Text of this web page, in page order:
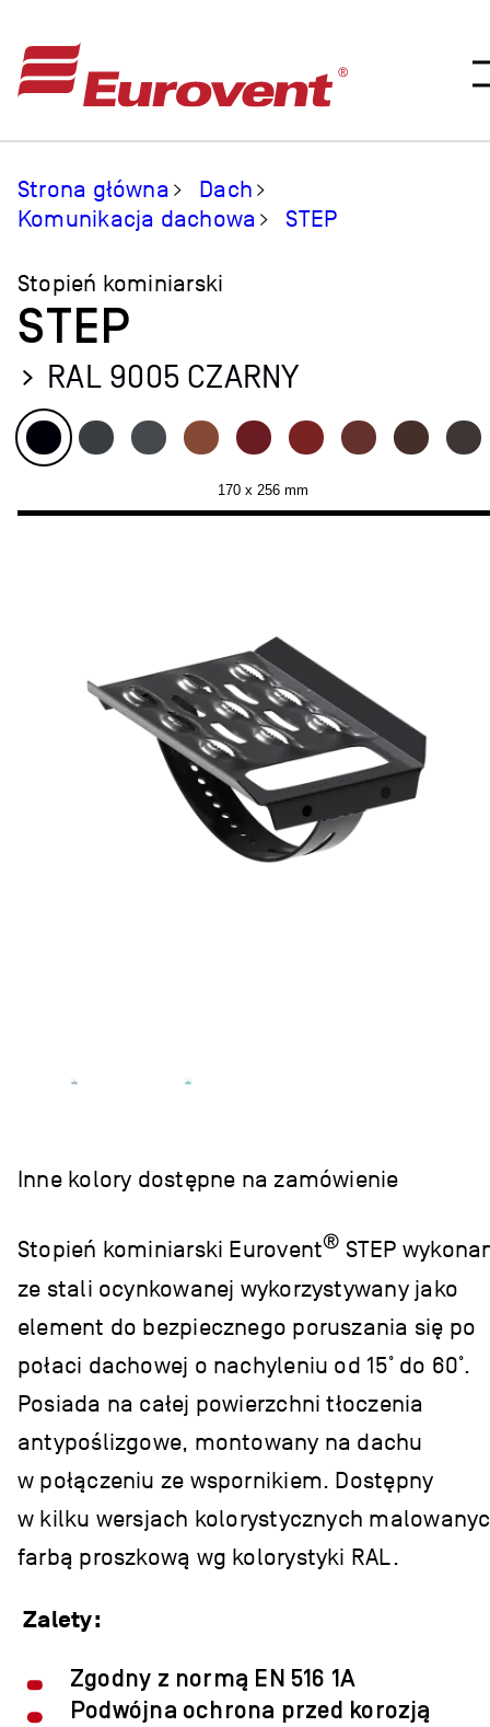
Strona główna
Dach
Komunikacja dachowa
STEP
Stopień kominiarski
STEP
RAL 9005 CZARNY
170 x 256 mm
Inne kolory dostępne na zamówienie
Stopień kominiarski Eurovent® STEP
ze stali ocynkowanej wykorzystywany jako
element do bezpiecznego poruszania się po
połaci dachowej o nachyleniu od 15˚ do 60˚.
Posiada na całej powierzchni tłoczenia
antypoślizgowe, montowany na dachu
w połączeniu ze wspornikiem. Dostępny
w kilku wersjach kolorystycznych
farbą proszkową wg kolorystyki RAL.
Zalety:
Zgodny z normą EN 516 1A
Podwójna ochrona przed korozją